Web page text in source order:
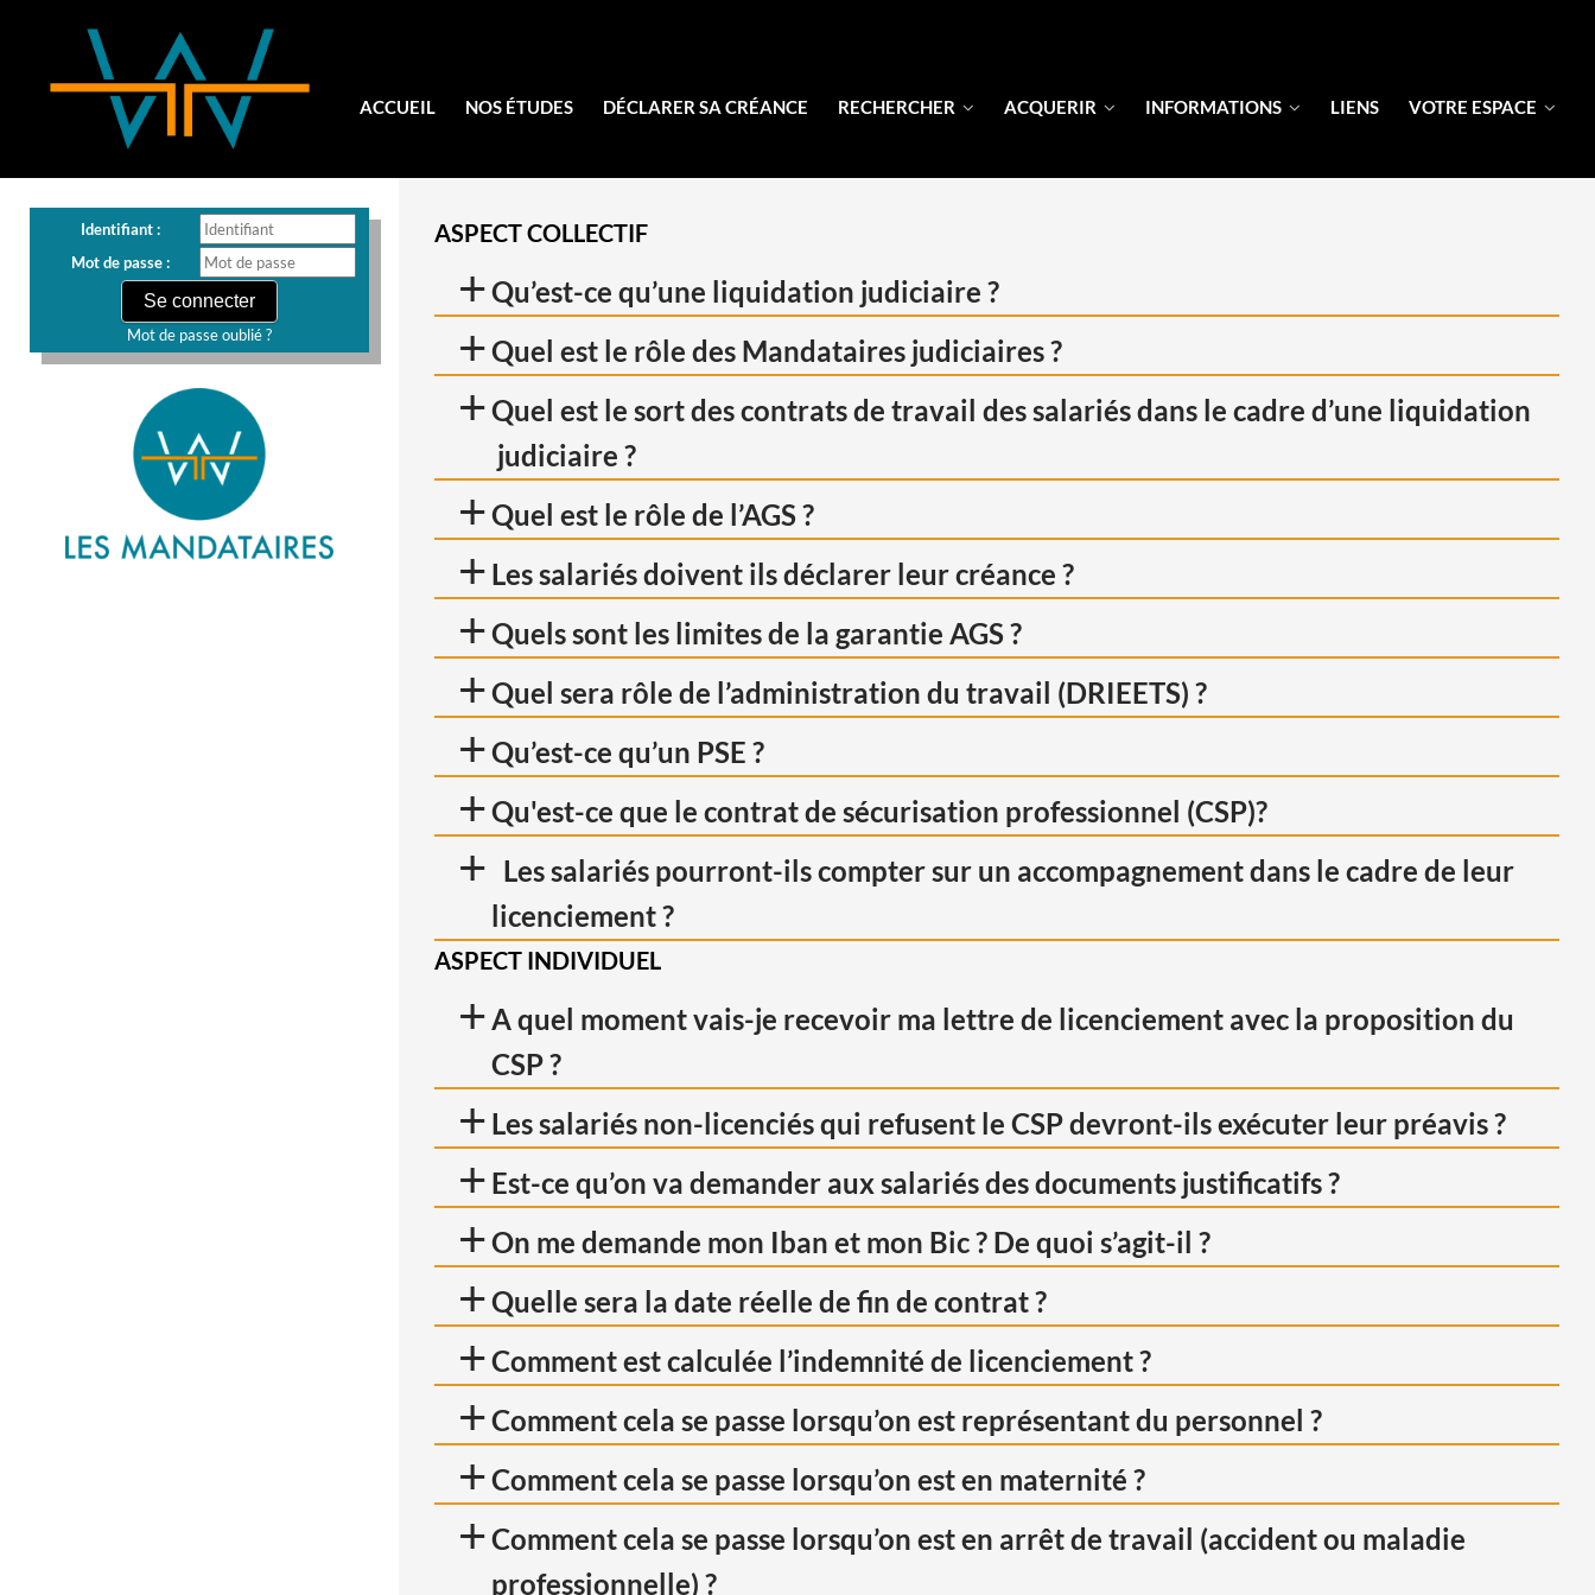
ACCUEIL NOS ÉTUDES DÉCLARER SA CRÉANCE RECHERCHER ACQUERIR INFORMATIONS LIENS VOTRE ESPACE
Identifiant :
Mot de passe :
Mot de passe oublié ?
ASPECT COLLECTIF
+Qu’est-ce qu’une liquidation judiciaire ?
+Quel est le rôle des Mandataires judiciaires ?
+Quel est le sort des contrats de travail des salariés dans le cadre d’une liquidation
judiciaire ?
+Quel est le rôle de l’AGS ?
+ Les salariés doivent ils déclarer leur créance ?
+Quels sont les limites de la garantie AGS ?
+Quel sera rôle de l’administration du travail (DRIEETS) ?
+Qu’est-ce qu’un PSE ?
+Qu'est-ce que le contrat de sécurisation professionnel (CSP)?
+ Les salariés pourront-ils compter sur un accompagnement dans le cadre de leur
licenciement ?
ASPECT INDIVIDUEL
+A quel moment vais-je recevoir ma lettre de licenciement avec la proposition du
CSP ?
+ Les salariés non-licenciés qui refusent le CSP devront-ils exécuter leur préavis ?
+ Est-ce qu’on va demander aux salariés des documents justificatifs ?
+On me demande mon Iban et mon Bic ? De quoi s’agit-il ?
+Quelle sera la date réelle de fin de contrat ?
non protégés
protégés
+Comment est calculée l’indemnité de licenciement ?
+Comment cela se passe lorsqu’on est représentant du personnel ?
2421-3
R. 2421-8
+Comment cela se passe lorsqu’on est en maternité ?
+Comment cela se passe lorsqu’on est en arrêt de travail (accident ou maladie
professionnelle) ?